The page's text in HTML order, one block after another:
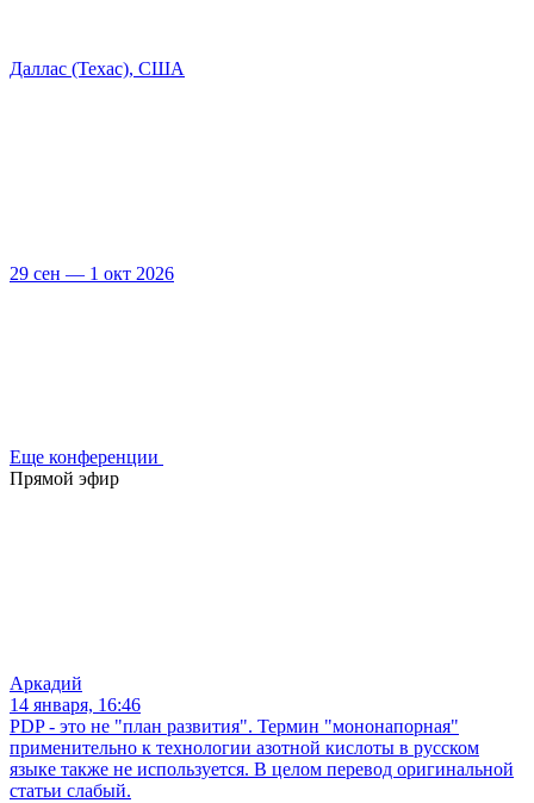
Даллас (Техас), США
29 сен — 1 окт 2026
Еще конференции
Прямой эфир
Аркадий
14 января, 16:46
PDP - это не "план развития". Термин "мононапорная"
применительно к технологии азотной кислоты в русском
языке также не используется. В целом перевод оригинальной
статьи слабый.